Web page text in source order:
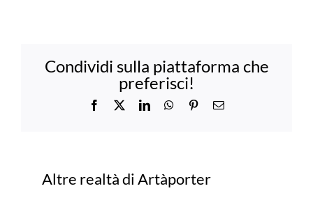
Condividi sulla piattaforma che
preferisci!
Facebook LinkedInWhatsApp
PinterestEmail
Progetti correlati